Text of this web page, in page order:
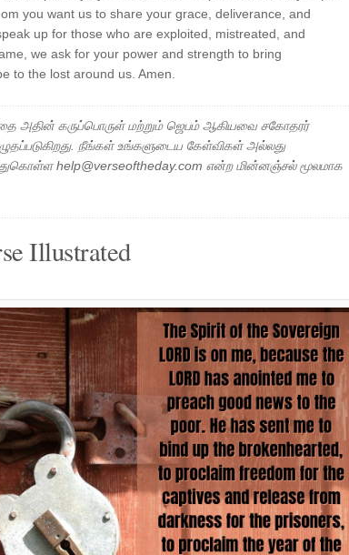
you want us to share your grace, deliverance, and
up for those who are exploited, mistreated, and
we ask for your power and strength to bring
to the lost around us. Amen.
அதின் கருப்பொருள் மற்றும் ஜெபம் ஆகியவை சகோதரர்
நீங்கள் உங்களுடைய கேள்விகள் அல்லது
help@verseoftheday.com என்ற மின்னஞ்சல் மூலமாக
Illustrated